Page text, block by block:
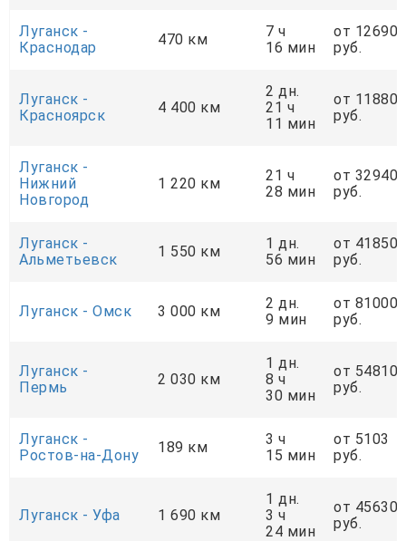
Луганск -
Краснодар
470 км
7 ч
16 мин
от 12690
руб.
Луганск -
Красноярск
4 400 км
2 дн.
21 ч
11 мин
от 118800
руб.
Луганск -
Нижний
Новгород
1 220 км
21 ч
28 мин
от 32940
руб.
Луганск -
Альметьевск
1 550 км
1 дн.
56 мин
от 41850
руб.
Луганск - Омск 3 000 км
2 дн.
9 мин
от 81000
руб.
Луганск -
Пермь
2 030 км
1 дн.
8 ч
30 мин
от 54810
руб.
Луганск -
Ростов-на-Дону
189 км
3 ч
15 мин
от 5103
руб.
Луганск - Уфа 1 690 км
1 дн.
3 ч
24 мин
от 45630
руб.